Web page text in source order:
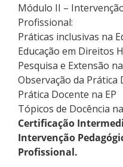
Módulo II –
Profissional:
Práticas inclusivas na
Educação em Direitos
Pesquisa e Extensão
Observação da Prática
Prática Docente na EP
Tópicos de Docência
Certificação
Intervenção
Profissional.